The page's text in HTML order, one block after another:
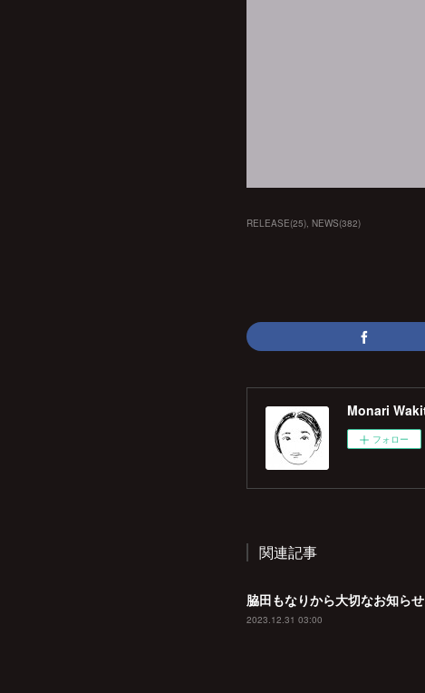
RELEASE(25) NEWS(382)
Monari
フォロー
関連記事
脇田もなりから大切なお知らせ
2023.12.31 03:00